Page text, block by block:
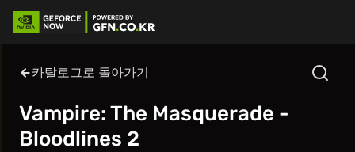
카탈로그로 돌아가기
Vampire: The Masquerade -
Bloodlines 2